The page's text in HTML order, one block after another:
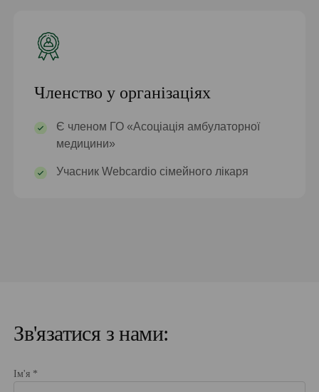
Членство у організаціях
Є членом ГО «Асоціація амбулаторної
медицини»
Учасник Webcardio сімейного лікаря
Зв'язатися з нами:
Ім'я *